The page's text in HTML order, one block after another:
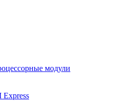
модули